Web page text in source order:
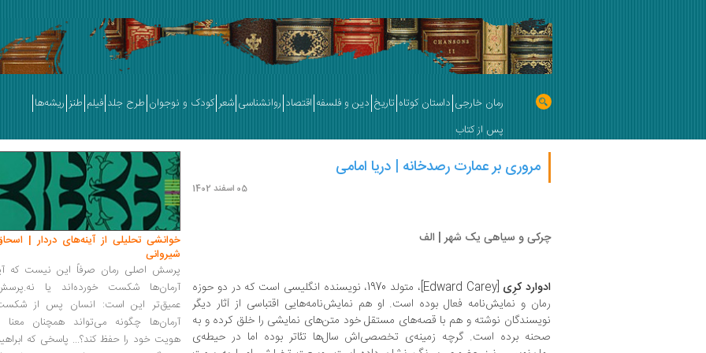
رمان خارجی داستان کوتاه تاریخ دین و فلسفه اقتصاد روانشناسی شعر کودک و نوجوان طرح جلد فیلم طنز ریشه‌ها
پس از کتاب
مروری بر عمارت رصدخانه | دریا امامی
05 اسفند 1402
چرکی و سیاهی یک شهر | الف
ادوارد کرِی
[Edward Carey]، متولد 1970، نویسنده انگلیسی است که در دو حوزه
رمان و نمایش‌نامه فعال بوده است. او هم نمایش‌نامه‌هایی اقتباسی از آثار دیگر
نویسندگان نوشته و هم با قصه‌های مستقل خود متن‌های نمایشی را خلق کرده و به
صحنه برده است. گرچه زمینه‌ی تخصصی‌اش سال‌ها تئاتر بوده اما در حیطه‌ی
خوانشی تحلیلی از آینه‌های دردار |
شیروانی
پرسش اصلی رمان صرفاً این نیست که
آرمان‌ها شکست خورده‌اند یا
عمیق‌تر این است: انسان پس از
آرمان‌ها چگونه می‌تواند همچنان معنا
هویت خود را حفظ کند؟... پاسخی که